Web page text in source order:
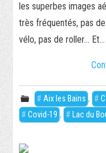
WORDPRESS
VIDÉO
DOWNLOADS
les superbes images
très fréquentés, pas
vélo, pas de roller… Et…
Aix les Bains ,
Covid-19 , Lac du